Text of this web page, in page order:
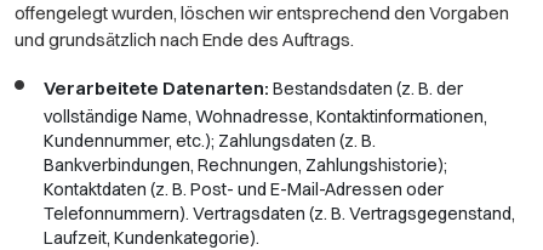
offengelegt wurden, löschen wir entsprechend den Vorgaben
und grundsätzlich nach Ende des Auftrags.
Verarbeitete Datenarten: Bestandsdaten (z. B. der
vollständige Name, Wohnadresse, Kontaktinformationen,
Kundennummer, etc.); Zahlungsdaten (z. B.
Bankverbindungen, Rechnungen, Zahlungshistorie);
Kontaktdaten (z. B. Post- und E-Mail-Adressen oder
Telefonnummern). Vertragsdaten (z. B. Vertragsgegenstand,
Laufzeit, Kundenkategorie).